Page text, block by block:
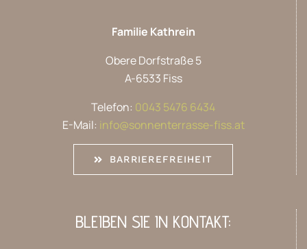
Familie Kathrein
Obere Dorfstraße 5
A-6533 Fiss
Telefon: 0043 5476 6434
E-Mail: info@sonnenterrasse-fiss.at
BARRIEREFREIHEIT
BLEIBEN SIE IN KONTAKT: